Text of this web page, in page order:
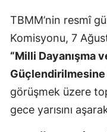
TBMM’nin resmî
Komisyonu, 7
“Milli Dayanışma
Güçlendirilmesine
görüşmek üzere
gece yarısını